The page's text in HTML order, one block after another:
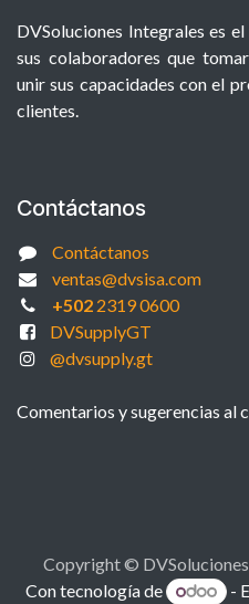
DVSoluciones Integrales es
sus colaboradores que
unir sus capacidades con el
clientes.
Contáctanos
Contáctanos
ventas@dvsisa.com
+5022319 0600
DVSupplyGT
@dvsupply.gt
Comentarios y sugerencias al
Copyright ©
Con tecnología de -